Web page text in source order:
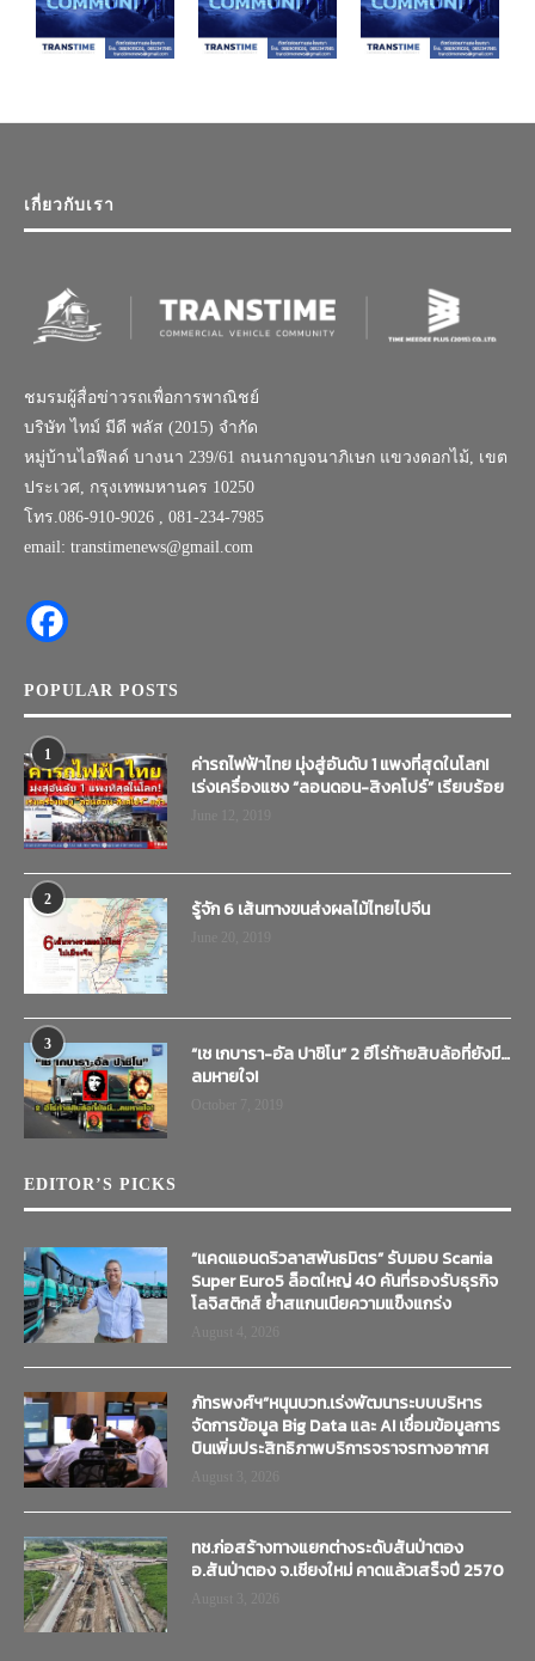
เกี่ยวกับเรา
ชมรมผู้สื่อข่าวรถเพื่อการพาณิชย์
บริษัท ไทม์ มีดี พลัส (2015) จำกัด
หมู่บ้านไอฟีลด์ บางนา 239/61 ถนนกาญจนาภิเษก แขวงดอกไม้, เขต
ประเวศ, กรุงเทพมหานคร 10250
โทร.086-910-9026 , 081-234-7985
email: transtimenews@gmail.com
POPULAR POSTS
1
ค่ารถไฟฟ้าไทย มุ่งสู่อันดับ 1 แพงที่สุดในโลก!
เร่งเครื่องแซง “ลอนดอน-สิงคโปร์” เรียบร้อย
2 รู้จัก 6 เส้นทางขนส่งผลไม้ไทยไปจีน
3
“เช เกบารา-อัล ปาชิโน” 2 ฮีโร่ท้ายสิบล้อที่ยังมี…
ลมหายใจ!
EDITOR’S PICKS
“แคดแอนดริวลาสพันธมิตร” รับมอบ Scania
Super Euro5 ล็อตใหญ่ 40 คันที่รองรับธุรกิจ
โลจิสติกส์ ย้ำสแกนเนียความแข็งแกร่ง
ภัทรพงศ์ฯ”หนุนบวท.เร่งพัฒนาระบบบริหาร
จัดการข้อมูล Big Data และ AI เชื่อมข้อมูลการ
บินเพิ่มประสิทธิภาพบริการจราจรทางอากาศ
ทช.ก่อสร้างทางแยกต่างระดับสันป่าตอง
อ.สันป่าตอง จ.เชียงใหม่ คาดแล้วเสร็จปี 2570